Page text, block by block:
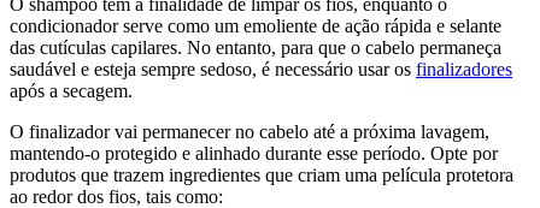
condicionador serve como um emoliente de ação rápida e selante
das cutículas capilares. No entanto, para que o cabelo permaneça
saudável e esteja sempre sedoso, é necessário usar os finalizadores
após a secagem.
O finalizador vai permanecer no cabelo até a próxima lavagem,
mantendo-o protegido e alinhado durante esse período. Opte por
produtos que trazem ingredientes que criam uma película protetora
ao redor dos fios, tais como: